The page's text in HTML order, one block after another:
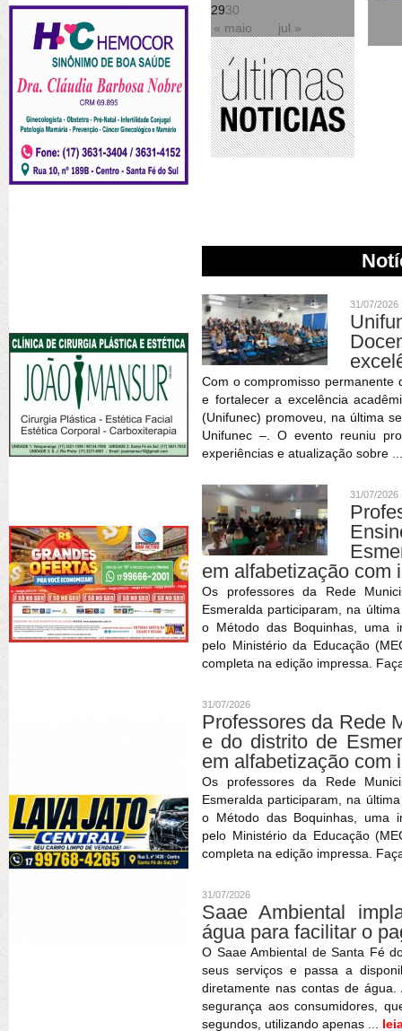
« maio jul »
2930
31/07/2026
Com o compromisso permanente
e fortalecer a excelência
(Unifunec) promoveu, na última
Unifunec –. O evento reuniu
experiências e atualização sobre
31/07/2026
em alfabetização com
Os professores da Rede
Esmeralda participaram, na
o Método das Boquinhas, uma
pelo Ministério da Educação
completa na edição impressa.
31/07/2026
Professores da Rede
e do distrito de
em alfabetização com
Os professores da Rede
Esmeralda participaram, na
o Método das Boquinhas, uma
pelo Ministério da Educação
completa na edição impressa.
31/07/2026
Saae Ambiental
água para facilitar o
O Saae Ambiental de Santa Fé
seus serviços e passa a
diretamente nas contas de
segurança aos consumidores,
segundos, utilizando apenas ...